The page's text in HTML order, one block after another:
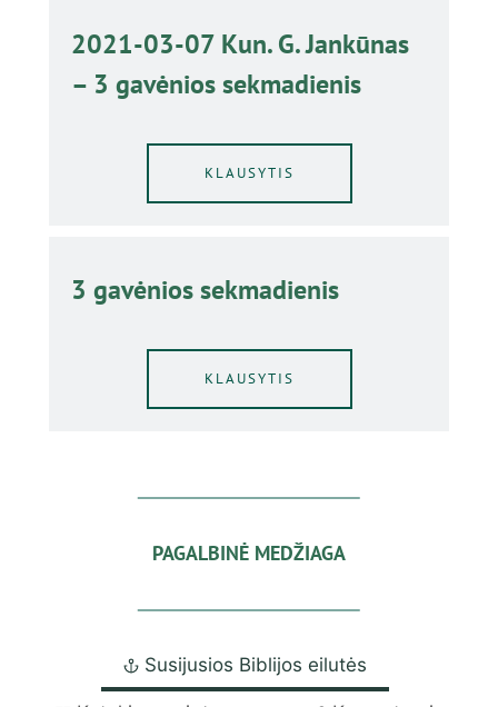
2021-03-07 Kun. G. Jankūnas
– 3 gavėnios sekmadienis
KLAUSYTIS
3 gavėnios sekmadienis
KLAUSYTIS
PAGALBINĖ MEDŽIAGA
Susijusios Biblijos eilutės